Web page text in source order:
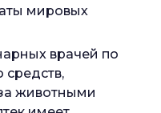
мировых
врачей по
животными